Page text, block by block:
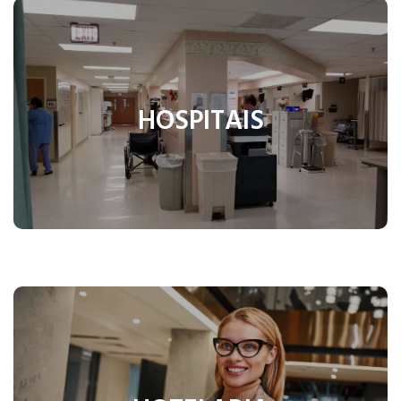
HOSPITAIS
É uma instituições destinadas ao tratamento e
cuidados médicos de pacientes, uma expressão
relevante em contextos relacionados à segurança
ocupacional, saúde no trabalho e….
Saiba mais
É um setor que engloba serviços relacionados à
hospedagem, administração e gestão de hotéis,
pousadas, resorts, entre outros estabelecimentos.